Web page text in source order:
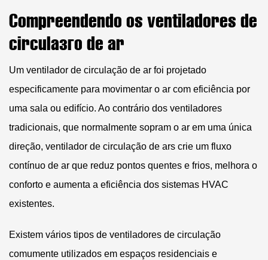
Compreendendo os ventiladores de
circulação de ar
Um ventilador de circulação de ar foi projetado
especificamente para movimentar o ar com eficiência por
uma sala ou edifício. Ao contrário dos ventiladores
tradicionais, que normalmente sopram o ar em uma única
direção, ventilador de circulação de ars crie um fluxo
contínuo de ar que reduz pontos quentes e frios, melhora o
conforto e aumenta a eficiência dos sistemas HVAC
existentes.
Existem vários tipos de ventiladores de circulação
comumente utilizados em espaços residenciais e